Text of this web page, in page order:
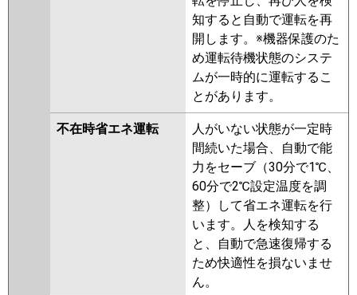
知すると自動で運転を再
開します。※機器保護のた
め運転待機状態のシステ
ムが一時的に運転するこ
とがあります。
不在時省エネ運転
人がいない状態が一定時
間続いた場合、自動で能
力をセーブ（30分で1℃、
60分で2℃設定温度を調
整）して省エネ運転を行
います。人を検知する
と、自動で急速復帰する
ため快適性を損ないませ
ん。